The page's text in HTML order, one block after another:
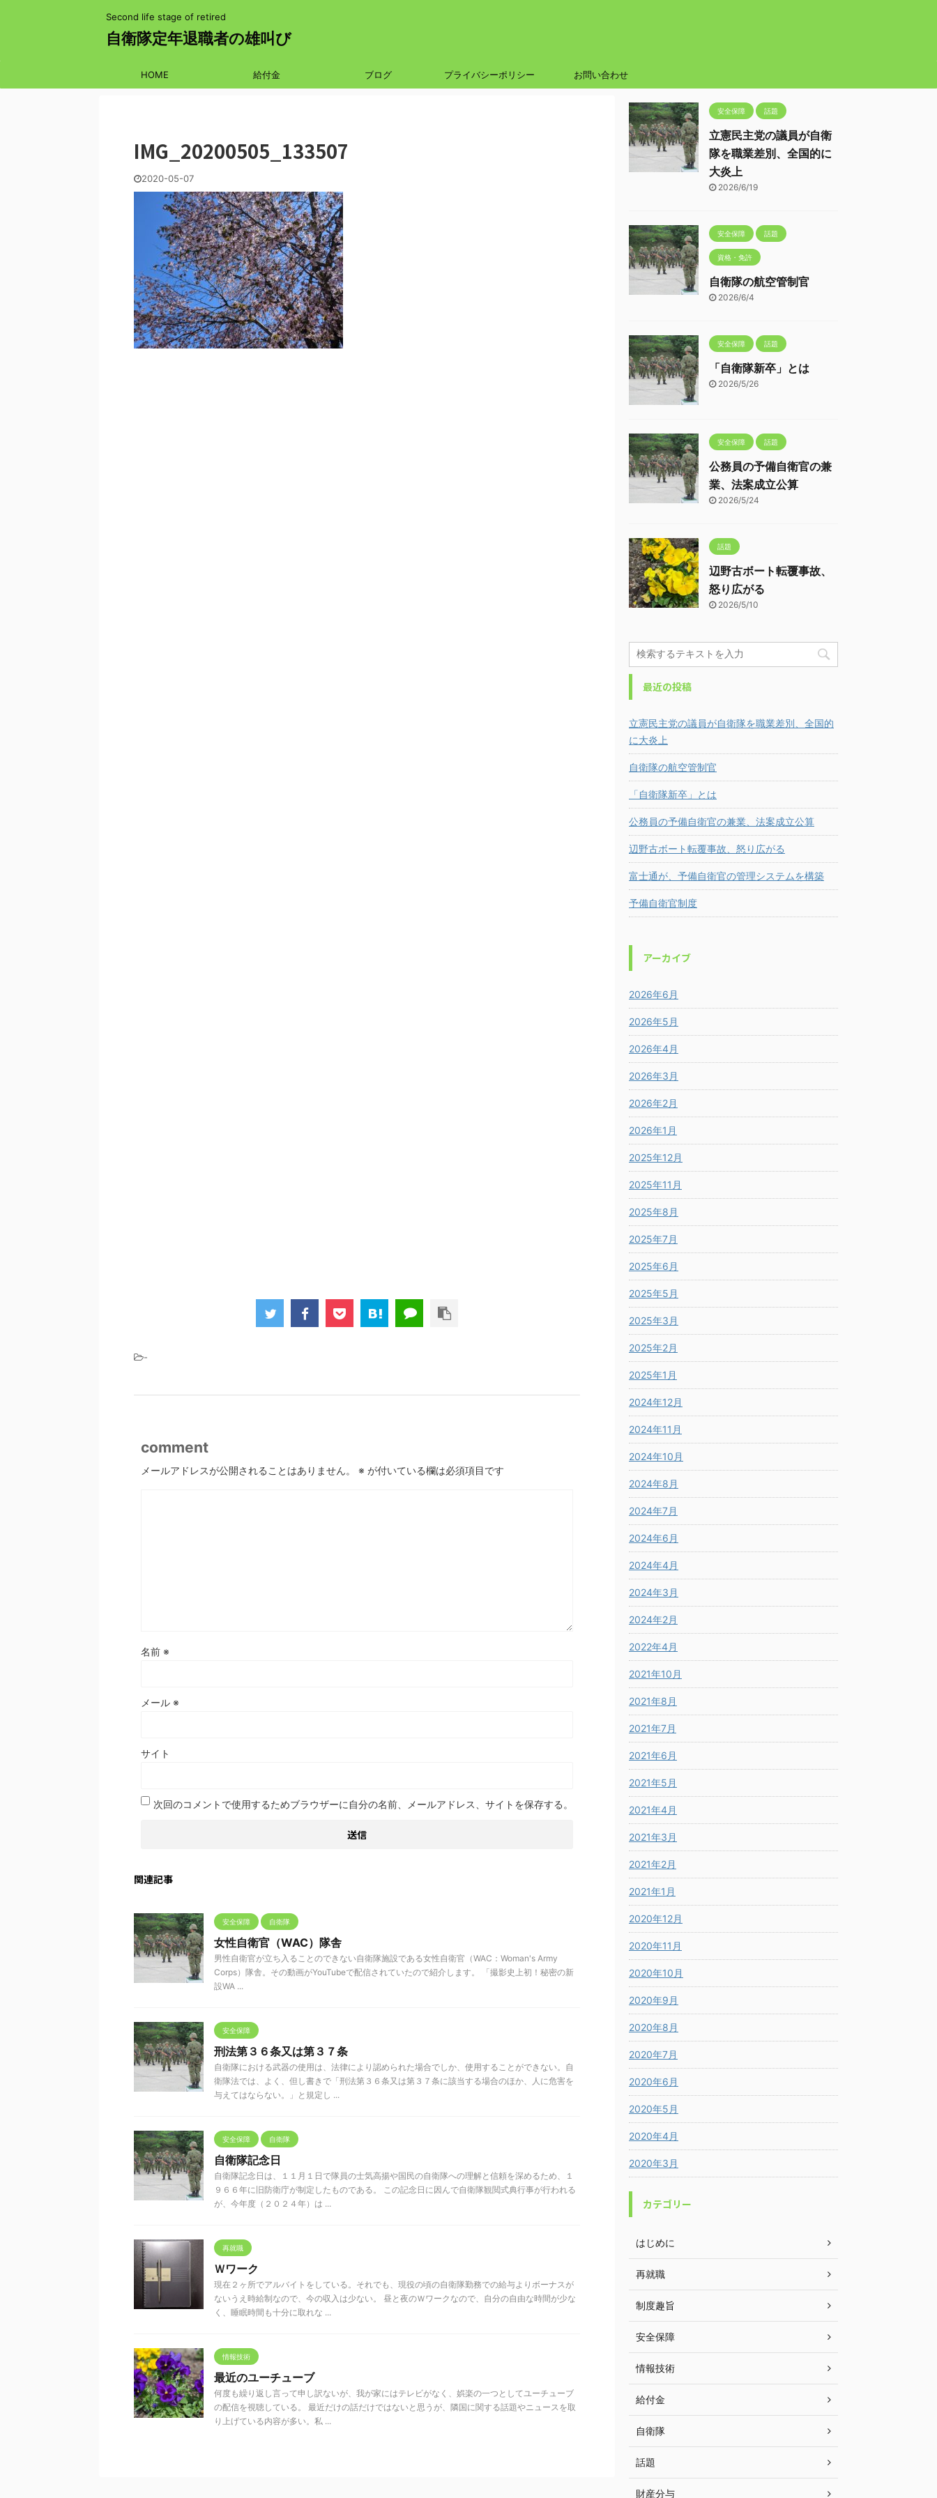
Second life stage of retired
自衛隊定年退職者の雄叫び
HOME 給付金 ブログ プライバシーポリシー お問い合わせ
IMG_20200505_133507
2020-05-07
-
comment
メールアドレスが公開されることはありません。 ※ が付いている欄は必須項目です
名前 ※
メール ※
サイト
次回のコメントで使用するためブラウザーに自分の名前、メールアドレス、サイトを保存する。
関連記事
安全保障 自衛隊
女性自衛官（WAC）隊舎
男性自衛官が立ち入ることのできない自衛隊施設である女性自衛官（WAC：Woman's Army
Corps）隊舎。その動画がYouTubeで配信されていたので紹介します。 「撮影史上初！秘密の新
設WA ...
安全保障
刑法第３６条又は第３７条
自衛隊における武器の使用は、法律により認められた場合でしか、使用することができない。自
衛隊法では、よく、但し書きで「刑法第３６条又は第３７条に該当する場合のほか、人に危害を
与えてはならない。」と規定し ...
安全保障 自衛隊
自衛隊記念日
自衛隊記念日は、１１月１日で隊員の士気高揚や国民の自衛隊への理解と信頼を深めるため、１
９６６年に旧防衛庁が制定したものである。 この記念日に因んで自衛隊観閲式典行事が行われる
が、今年度（２０２４年）は ...
再就職
Ｗワーク
現在２ヶ所でアルバイトをしている。それでも、現役の頃の自衛隊勤務での給与よりボーナスが
ないうえ時給制なので、今の収入は少ない。 昼と夜のＷワークなので、自分の自由な時間が少な
く、睡眠時間も十分に取れな ...
情報技術
最近のユーチューブ
何度も繰り返し言って申し訳ないが、我が家にはテレビがなく、娯楽の一つとしてユーチューブ
の配信を視聴している。 最近だけの話だけではないと思うが、隣国に関する話題やニュースを取
り上げている内容が多い。私 ...
安全保障 話題
立憲民主党の議員が自衛
隊を職業差別、全国的に
大炎上
2026/6/19
安全保障 話題
資格・免許
自衛隊の航空管制官
2026/6/4
安全保障 話題
「自衛隊新卒」とは
2026/5/26
安全保障 話題
公務員の予備自衛官の兼
業、法案成立公算
2026/5/24
話題
辺野古ボート転覆事故、
怒り広がる
2026/5/10
最近の投稿
立憲民主党の議員が自衛隊を職業差別、全国的
に大炎上
自衛隊の航空管制官
「自衛隊新卒」とは
公務員の予備自衛官の兼業、法案成立公算
辺野古ボート転覆事故、怒り広がる
富士通が、予備自衛官の管理システムを構築
予備自衛官制度
アーカイブ
2026年6月
2026年5月
2026年4月
2026年3月
2026年2月
2026年1月
2025年12月
2025年11月
2025年8月
2025年7月
2025年6月
2025年5月
2025年3月
2025年2月
2025年1月
2024年12月
2024年11月
2024年10月
2024年8月
2024年7月
2024年6月
2024年4月
2024年3月
2024年2月
2022年4月
2021年10月
2021年8月
2021年7月
2021年6月
2021年5月
2021年4月
2021年3月
2021年2月
2021年1月
2020年12月
2020年11月
2020年10月
2020年9月
2020年8月
2020年7月
2020年6月
2020年5月
2020年4月
2020年3月
カテゴリー
はじめに
再就職
制度趣旨
安全保障
情報技術
給付金
自衛隊
話題
財産分与